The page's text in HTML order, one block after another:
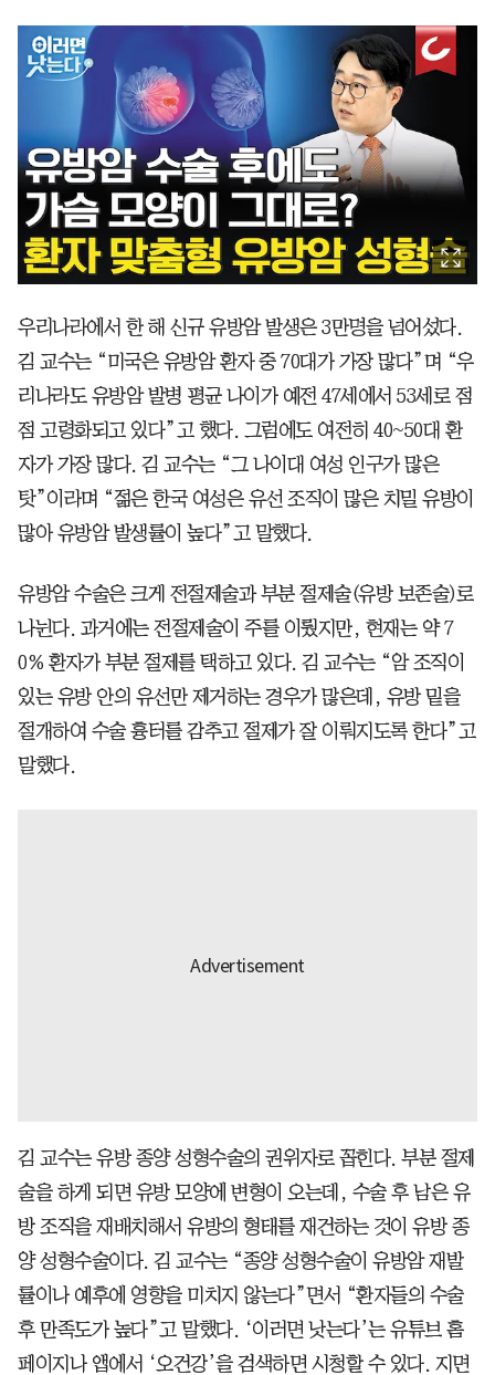
우리나라에서 한 해 신규 유방암 발생은 3만명을 넘어섰다.
김 교수는 “미국은 유방암 환자 중 70대가 가장 많다”며 “우
리나라도 유방암 발병 평균 나이가 예전 47세에서 53세로 점
점 고령화되고 있다”고 했다. 그럼에도 여전히 40~50대 환
자가 가장 많다. 김 교수는 “그 나이대 여성 인구가 많은
탓”이라며 “젊은 한국 여성은 유선 조직이 많은 치밀 유방이
많아 유방암 발생률이 높다”고 말했다.
유방암 수술은 크게 전절제술과 부분 절제술(유방 보존술)로
나뉜다. 과거에는 전절제술이 주를 이뤘지만, 현재는 약 7
0% 환자가 부분 절제를 택하고 있다. 김 교수는 “암 조직이
있는 유방 안의 유선만 제거하는 경우가 많은데, 유방 밑을
절개하여 수술 흉터를 감추고 절제가 잘 이뤄지도록 한다”고
말했다.
김 교수는 유방 종양 성형수술의 권위자로 꼽힌다. 부분 절제
술을 하게 되면 유방 모양에 변형이 오는데, 수술 후 남은 유
방 조직을 재배치해서 유방의 형태를 재건하는 것이 유방 종
양 성형수술이다. 김 교수는 “종양 성형수술이 유방암 재발
률이나 예후에 영향을 미치지 않는다”면서 “환자들의 수술
후 만족도가 높다”고 말했다. ‘이러면 낫는다’는 유튜브 홈
페이지나 앱에서 ‘오건강’을 검색하면 시청할 수 있다. 지면